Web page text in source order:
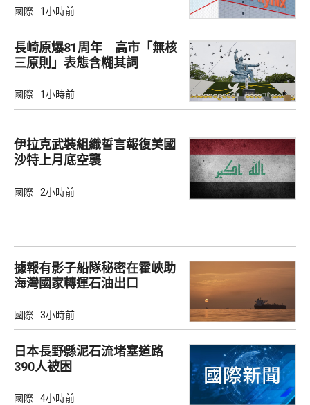
國際 1小時前
長崎原爆81周年 高市「無核
三原則」表態含糊其詞
國際 1小時前
伊拉克武裝組織誓言報復美國
沙特上月底空襲
國際 2小時前
據報有影子船隊秘密在霍峽助
海灣國家轉運石油出口
國際 3小時前
日本長野縣泥石流堵塞道路
390人被困
國際 4小時前